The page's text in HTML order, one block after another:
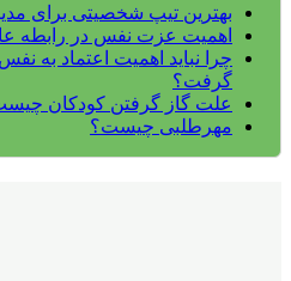
بهترین تیپ شخصیتی برای
اهمیت عزت نفس در رابطه
چرا نباید اهمیت اعتماد به
گرفت؟
علت گاز گرفتن کودکان
مهرطلبی چیست؟